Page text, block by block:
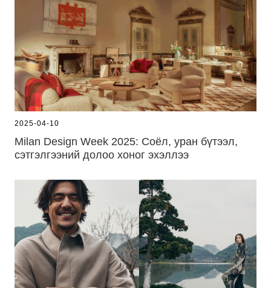
2025-04-10
Milan Design Week 2025: Соёл, уран бүтээл,
сэтгэлгээний долоо хоног эхэллээ